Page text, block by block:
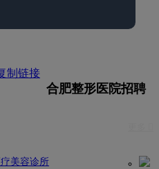
制链接
合肥整形医院招聘
美容诊所